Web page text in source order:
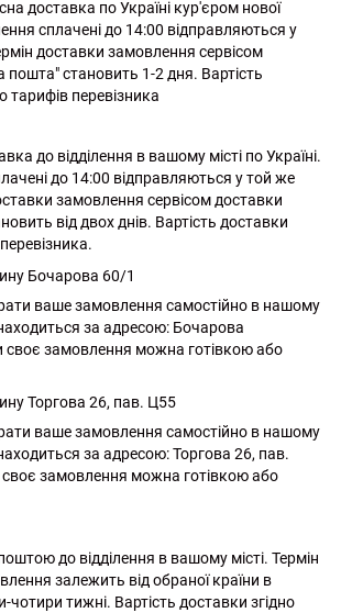
доставка по Україні кур'єром нової
сплачені до 14:00 відправляються у
доставки замовлення сервісом
пошта" становить 1-2 дня. Вартість
тарифів перевізника
до відділення в вашому місті по Україні.
до 14:00 відправляються у той же
замовлення сервісом доставки
від двох днів. Вартість доставки
Бочарова 60/1
ваше замовлення самостійно в нашому
за адресою: Бочарова
своє замовлення можна готівкою або
Торгова 26, пав. Ц55
ваше замовлення самостійно в нашому
за адресою: Торгова 26, пав.
замовлення можна готівкою або
до відділення в вашому місті. Термін
залежить від обраної країни в
чотири тижні. Вартість доставки згідно